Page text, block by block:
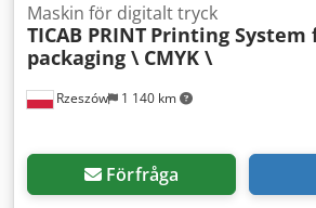
Rzeszów 1 140 km
Maskin för digitalt tryck
TICAB PRINT Printing System
packaging \ CMYK \
Förfråga